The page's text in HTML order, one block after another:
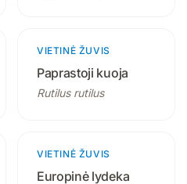
2 produktai
VIETINĖ ŽUVIS
Paprastoji kuoja
Rutilus rutilus
3 produktai
VIETINĖ ŽUVIS
Europinė lydeka